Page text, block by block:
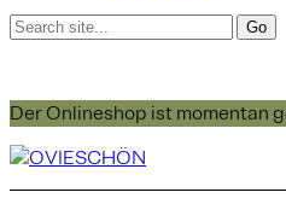
Der Onlineshop ist momentan